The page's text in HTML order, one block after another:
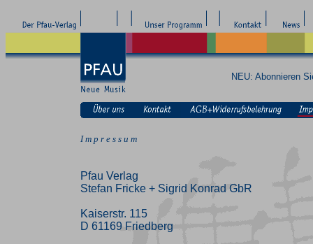
NEU: Abonnieren
I m p r e s s u m
Pfau Verlag
Stefan Fricke + Sigrid Konrad GbR
Kaiserstr. 115
D 61169 Friedberg